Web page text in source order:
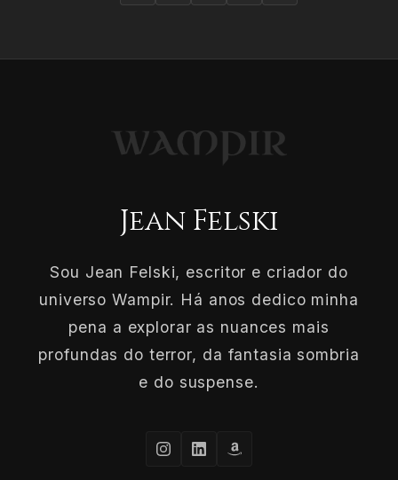
Jean Felski
Sou Jean Felski, escritor e criador do
universo Wampir. Há anos dedico minha
pena a explorar as nuances mais
profundas do terror, da fantasia sombria
e do suspense.